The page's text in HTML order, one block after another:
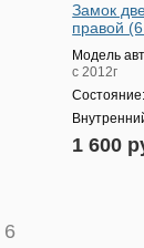
Замок
правой (6
Модель
с 2012г
1 600
6